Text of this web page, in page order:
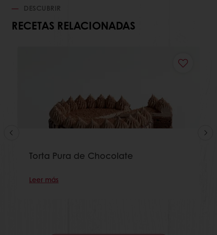
DESCUBRIR
RECETAS RELACIONADAS
Torta Pura de Chocolate
Leer más